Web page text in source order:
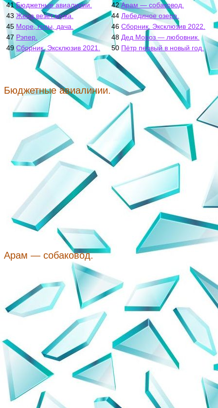
41Бюджетные авиалинии. 42Арам — собаковод.
43 Жена везёт мужа. 44 Лебединое озеро.
45 Море, горы, дача. 46 Сборник. Эксклюзив 2022.
47 Рэпер. 48 Дед Мороз — любовник.
49Сборник. Эксклюзив 2021. 50 Пётр первый в новый год.
Бюджетные авиалинии.
Арам — собаковод.